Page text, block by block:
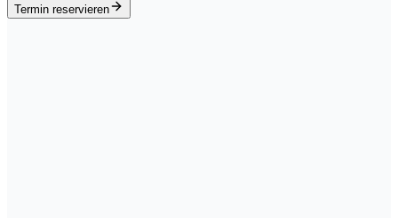
Termin reservieren